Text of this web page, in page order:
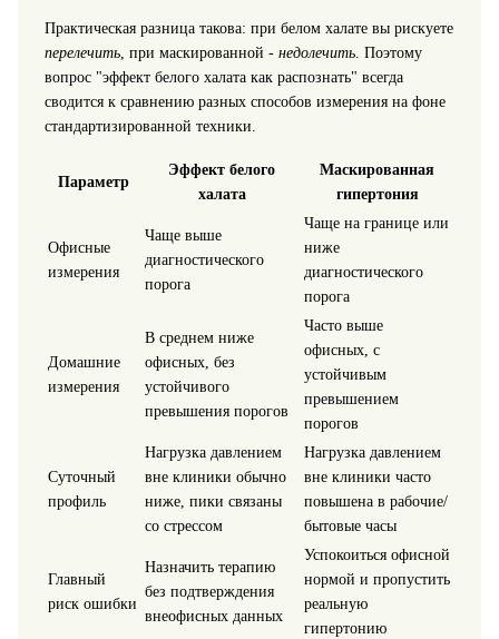
Практическая разница такова: при белом халате вы рискуете
перелечить, при маскированной - недолечить. Поэтому
вопрос "эффект белого халата как распознать" всегда
сводится к сравнению разных способов измерения на фоне
стандартизированной техники.
Параметр
Эффект белого
халата
Маскированная
гипертония
Офисные
измерения
Чаще выше
диагностического
порога
Чаще на границе или
ниже
диагностического
порога
Домашние
измерения
В среднем ниже
офисных, без
устойчивого
превышения порогов
Часто выше
офисных, с
устойчивым
превышением
порогов
Суточный
профиль
Нагрузка давлением
вне клиники обычно
ниже, пики связаны
со стрессом
Нагрузка давлением
вне клиники часто
повышена в рабочие/
бытовые часы
Главный
риск ошибки
Назначить терапию
без подтверждения
внеофисных данных
Успокоиться офисной
нормой и пропустить
реальную
гипертонию